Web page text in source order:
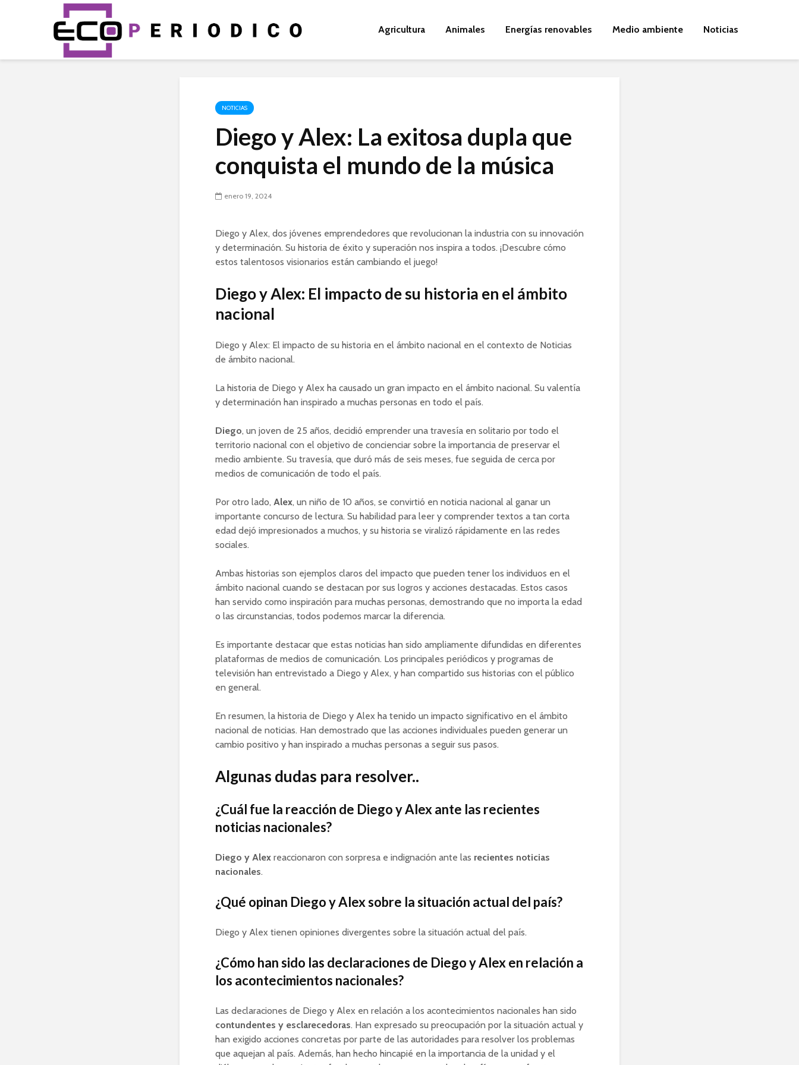
Agricultura Animales Energías renovables Medio ambiente Noticias
NOTICIAS
Diego y Alex: La exitosa dupla que
conquista el mundo de la música
enero 19, 2024
Diego y Alex, dos jóvenes emprendedores que revolucionan la industria con su innovación
y determinación. Su historia de éxito y superación nos inspira a todos. ¡Descubre cómo
estos talentosos visionarios están cambiando el juego!
Diego y Alex: El impacto de su historia en el ámbito
nacional
Diego y Alex: El impacto de su historia en el ámbito nacional en el contexto de Noticias
de ámbito nacional.
La historia de Diego y Alex ha causado un gran impacto en el ámbito nacional. Su valentía
y determinación han inspirado a muchas personas en todo el país.
Diego, un joven de 25 años, decidió emprender una travesía en solitario por todo el
territorio nacional con el objetivo de concienciar sobre la importancia de preservar el
medio ambiente. Su travesía, que duró más de seis meses, fue seguida de cerca por
medios de comunicación de todo el país.
Por otro lado, Alex, un niño de 10 años, se convirtió en noticia nacional al ganar un
importante concurso de lectura. Su habilidad para leer y comprender textos a tan corta
edad dejó impresionados a muchos, y su historia se viralizó rápidamente en las redes
sociales.
Ambas historias son ejemplos claros del impacto que pueden tener los individuos en el
ámbito nacional cuando se destacan por sus logros y acciones destacadas. Estos casos
han servido como inspiración para muchas personas, demostrando que no importa la edad
o las circunstancias, todos podemos marcar la diferencia.
Es importante destacar que estas noticias han sido ampliamente difundidas en diferentes
plataformas de medios de comunicación. Los principales periódicos y programas de
televisión han entrevistado a Diego y Alex, y han compartido sus historias con el público
en general.
En resumen, la historia de Diego y Alex ha tenido un impacto significativo en el ámbito
nacional de noticias. Han demostrado que las acciones individuales pueden generar un
cambio positivo y han inspirado a muchas personas a seguir sus pasos.
Algunas dudas para resolver..
¿Cuál fue la reacción de Diego y Alex ante las recientes
noticias nacionales?
Diego y Alex reaccionaron con sorpresa e indignación ante las recientes noticias
nacionales.
¿Qué opinan Diego y Alex sobre la situación actual del país?
Diego y Alex tienen opiniones divergentes sobre la situación actual del país.
¿Cómo han sido las declaraciones de Diego y Alex en relación a
los acontecimientos nacionales?
Las declaraciones de Diego y Alex en relación a los acontecimientos nacionales han sido
contundentes y esclarecedoras. Han expresado su preocupación por la situación actual y
han exigido acciones concretas por parte de las autoridades para resolver los problemas
que aquejan al país. Además, han hecho hincapié en la importancia de la unidad y el